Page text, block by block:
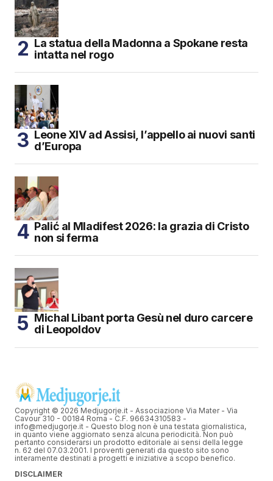
La statua della Madonna a Spokane resta
intatta nel rogo
Leone XIV ad Assisi, l’appello ai nuovi santi
d’Europa
Palić al Mladifest 2026: la grazia di Cristo
non si ferma
Michal Libant porta Gesù nel duro carcere
di Leopoldov
Copyright © 2026 Medjugorje.it - Associazione Via Mater - Via
Cavour 310 - 00184 Roma - C.F. 96634310583 -
info@medjugorje.it - Questo blog non è una testata giornalistica,
in quanto viene aggiornato senza alcuna periodicità. Non può
pertanto considerarsi un prodotto editoriale ai sensi della legge
n. 62 del 07.03.2001. I proventi generati da questo sito sono
interamente destinati a progetti e iniziative a scopo benefico.
DISCLAIMER